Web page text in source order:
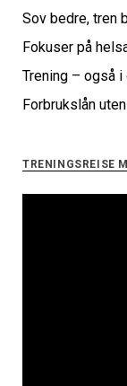
Sov bedre, tren
Fokuser på
Trening – også
Forbrukslån
TRENINGSREISE